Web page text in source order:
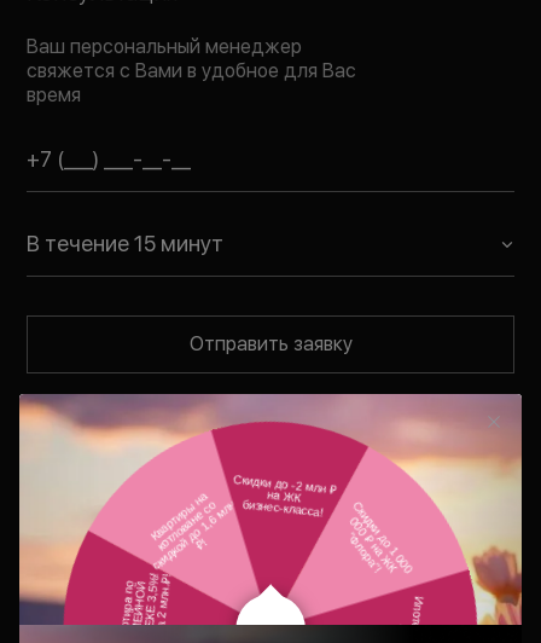
Ваш персональный менеджер
свяжется с Вами в удобное для Вас
время
В течение 15 минут
Отправить заявку
Нажимая на кнопку « Отправить заявку », вы соглашаетесь
с условиямиПолитики обработки персональных данных
Политики конфиденциальности
Согласия на рекламно-
информационные рассылки,Согласия на обработку
персональных данных
Светлана Слюсарь